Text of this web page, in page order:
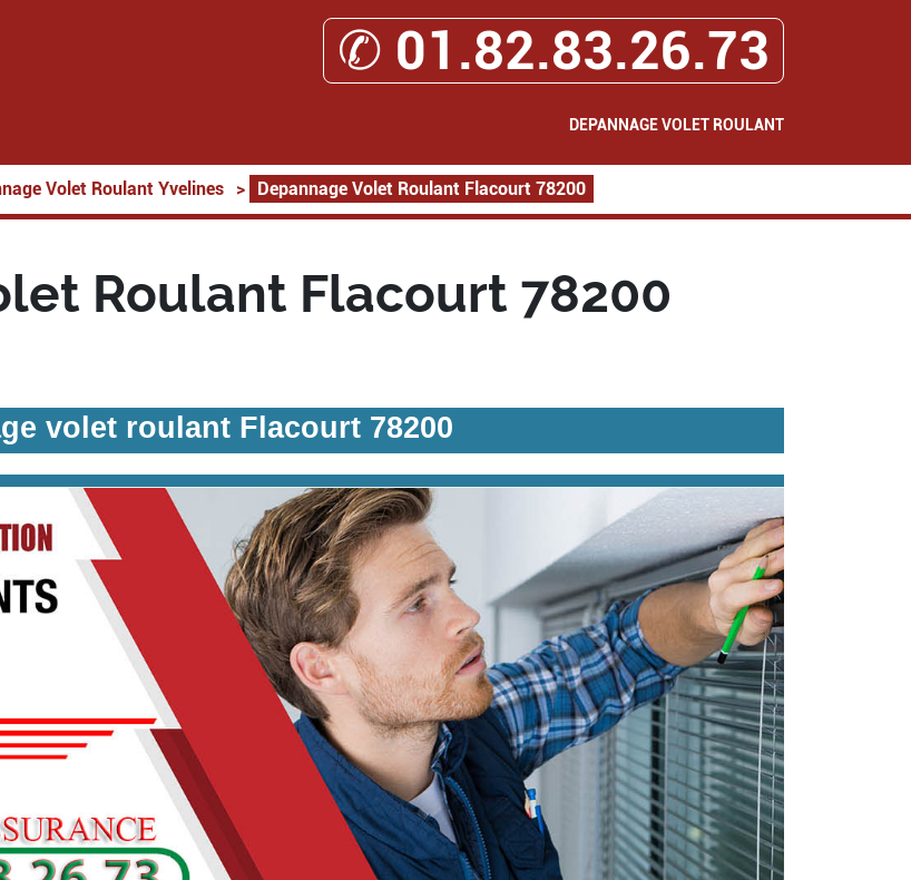
✆ 01.82.83.26.73
DEPANNAGE VOLET ROULANT
Volet Roulant Yvelines > Depannage Volet Roulant Flacourt 78200
Roulant Flacourt 78200
volet roulant Flacourt 78200